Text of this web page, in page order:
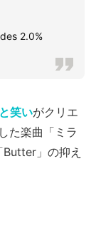
2.0%
笑いがクリエ
た楽曲「ミラ
」の抑え